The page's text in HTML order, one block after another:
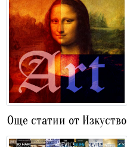
Още статии от Изкуство